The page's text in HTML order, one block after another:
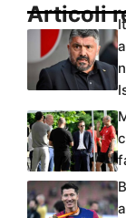
Articoli